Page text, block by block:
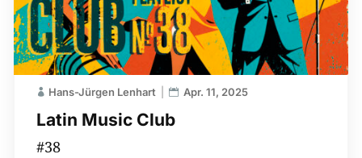
Latin Music Club
Hans-Jürgen Lenhart Apr. 11, 2025
#38